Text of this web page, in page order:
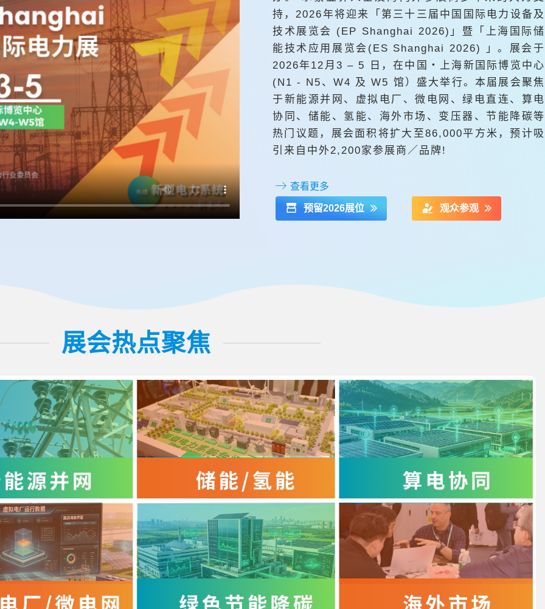
持，2026年将迎来「第三十三届中国国际电力设备及
技术展览会 (EP Shanghai 2026)」暨「上海国际储
能技术应用展览会(ES Shanghai 2026) 」。展会于
2026年12月3 – 5 日，在中国‧上海新国际博览中心
(N1 - N5、W4 及 W5 馆）盛大举行。本届展会聚焦
于新能源并网、虚拟电厂、微电网、绿电直连、算电
协同、储能、氢能、海外市场、变压器、节能降碳等
热门议题，展会面积将扩大至86,000平方米，预计吸
引来自中外2,200家参展商／品牌!
查看更多
预留2026展位 观众参观
展会热点聚焦